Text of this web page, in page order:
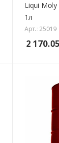
Liqui
1л
Арт.: 25019
2 170.05